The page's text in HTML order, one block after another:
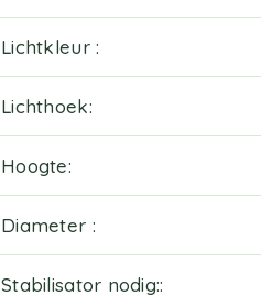
Lichtkleur
Lichthoek
Hoogte
Diameter
Stabilisator nodig: